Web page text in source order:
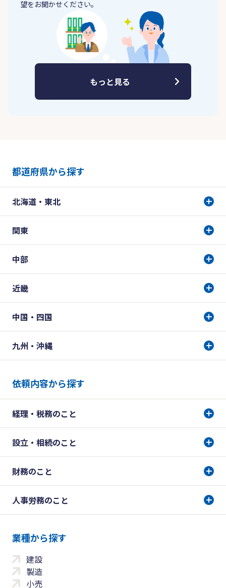
望をお聞かせください。
もっと見る
都道府県から探す
北海道・東北
関東
中部
近畿
中国・四国
九州・沖縄
依頼内容から探す
経理・税務のこと
設立・相続のこと
財務のこと
人事労務のこと
業種から探す
建設
製造
小売